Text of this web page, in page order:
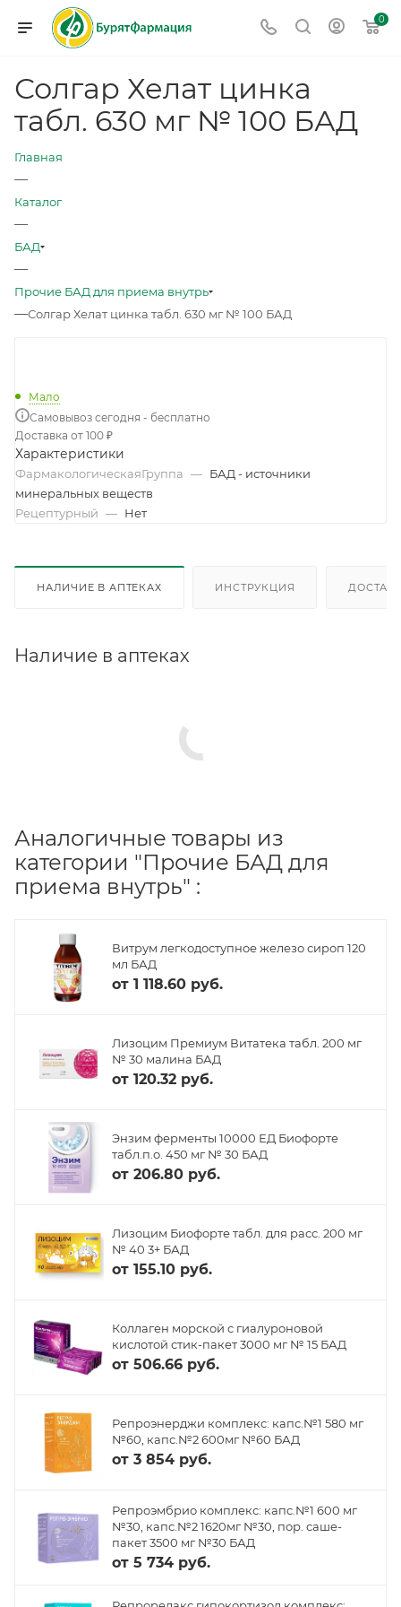
0
Солгар Хелат цинка
табл. 630 мг № 100 БАД
Главная
—
Каталог
—
БАД
—
Прочие БАД для приема внутрь
—Солгар Хелат цинка табл. 630 мг № 100 БАД
Мало
Самовывоз сегодня - бесплатно
Доставка от 100 ₽
Характеристики
ФармакологическаяГруппа — БАД - источники
минеральных веществ
Рецептурный — Нет
НАЛИЧИЕ В АПТЕКАХ ИНСТРУКЦИЯ
Наличие в аптеках
Аналогичные товары из
категории "Прочие БАД для
приема внутрь" :
Витрум легкодоступное железо сироп 120
мл БАД
от 1 118.60 руб.
Лизоцим Премиум Витатека табл. 200 мг
№ 30 малина БАД
от 120.32 руб.
Энзим ферменты 10000 ЕД Биофорте
табл.п.о. 450 мг № 30 БАД
от 206.80 руб.
Лизоцим Биофорте табл. для расс. 200 мг
№ 40 3+ БАД
от 155.10 руб.
Коллаген морской с гиалуроновой
кислотой стик-пакет 3000 мг № 15 БАД
от 506.66 руб.
Репроэнерджи комплекс: капс.№1 580 мг
№60, капс.№2 600мг №60 БАД
от 3 854 руб.
Репроэмбрио комплекс: капс.№1 600 мг
№30, капс.№2 1620мг №30, пор. саше-
пакет 3500 мг №30 БАД
от 5 734 руб.